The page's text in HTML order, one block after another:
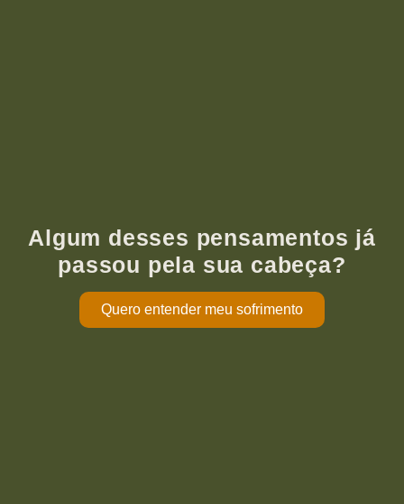
Algum desses pensamentos já
passou pela sua cabeça?
Quero entender meu sofrimento